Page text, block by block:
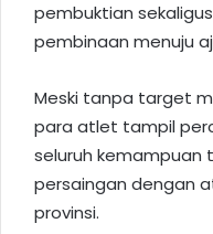
pembuktian
pembinaan menuju
Meski tanpa target
para atlet tampil
seluruh
persaingan dengan
provinsi.